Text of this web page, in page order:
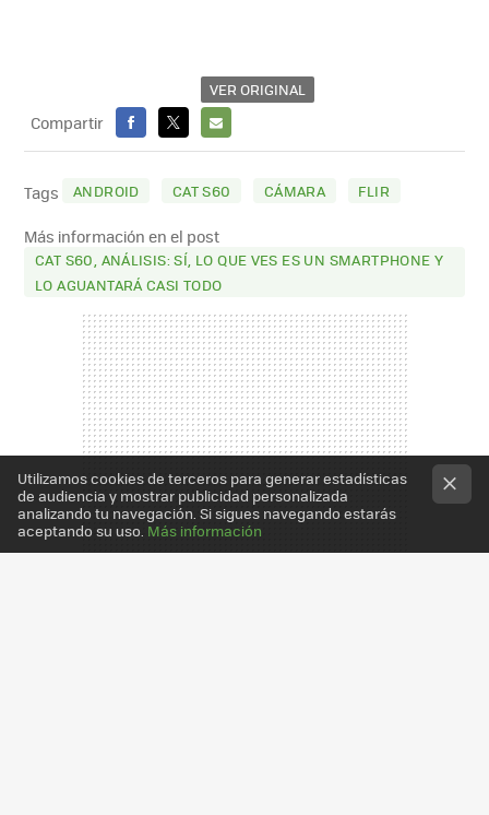
VER ORIGINAL
Compartir
FACEBOOK
X
E-
MAIL
Tags ANDROID CAT S60 CÁMARA FLIR
Más información en el post
CAT S60, ANÁLISIS: SÍ, LO QUE VES ES UN SMARTPHONE Y
LO AGUANTARÁ CASI TODO
Utilizamos cookies de terceros para generar estadísticas
de audiencia y mostrar publicidad personalizada
analizando tu navegación. Si sigues navegando estarás
aceptando su uso. Más información